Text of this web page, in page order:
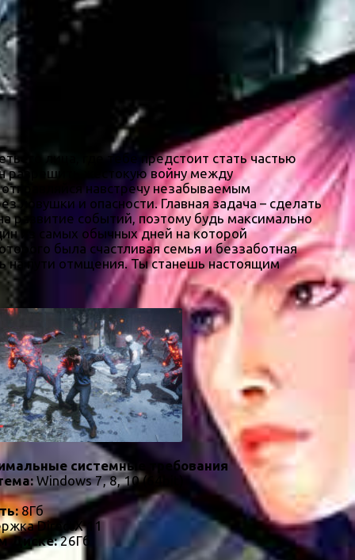
лица, где тебе предстоит стать частью
разрешить жестокую войну между
навстречу незабываемым
и опасности. Главная задача – сделать
развитие событий, поэтому будь максимально
из самых обычных дней на которой
была счастливая семья и беззаботная
на пути отмщения. Ты станешь настоящим
системные требования
Windows 7, 8, 10 (64bit)
8Гб
DirectX 11
Диске:26Гб